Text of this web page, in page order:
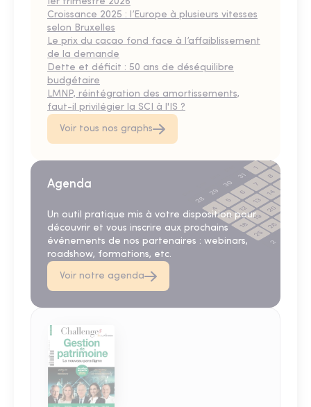
Croissance 2025 : l’Europe à plusieurs vitesses
selon Bruxelles
Le prix du cacao fond face à l’affaiblissement
de la demande
Dette et déficit : 50 ans de déséquilibre
budgétaire
LMNP, réintégration des amortissements,
faut-il privilégier la SCI à l'IS ?
Voir tous nos graphs
Agenda
Un outil pratique mis à votre disposition pour
découvrir et vous inscrire aux prochains
événements de nos partenaires : webinars,
roadshow, formations, etc.
Voir notre agenda